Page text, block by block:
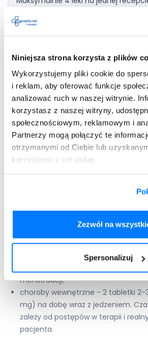
Niniejsza strona korzysta z plików
Wykorzystujemy pliki cookie do
i reklam, aby oferować funkcje
analizować ruch w naszej witrynie.
korzystasz z naszej witryny,
społecznościowym, reklamowym i
Partnerzy mogą połączyć te
otrzymanymi od Ciebie lub
korzystania z ich usług.
Zezwól na
Spersonalizuj
Cyclonamine
Cyclonamine -
Za każdym razem lek należy
wskazaniami lekarza. Poniżej
dawkowanie leku dla osoby dorosłej w
przed zabiegiem chirurgicznym -
po zabiegu chirurgicznym - 1-2
(250-500 mg), dopóki istnieje ryzyko
wskazania ginekologiczne - 2
(1500 mg) wraz z jedzeniem przez
menstruacji;
choroby wewnętrzne - 2 tabletki 2-
mg) na dobę wraz z jedzeniem.
zależy od postępów w terapii i
pacjenta.